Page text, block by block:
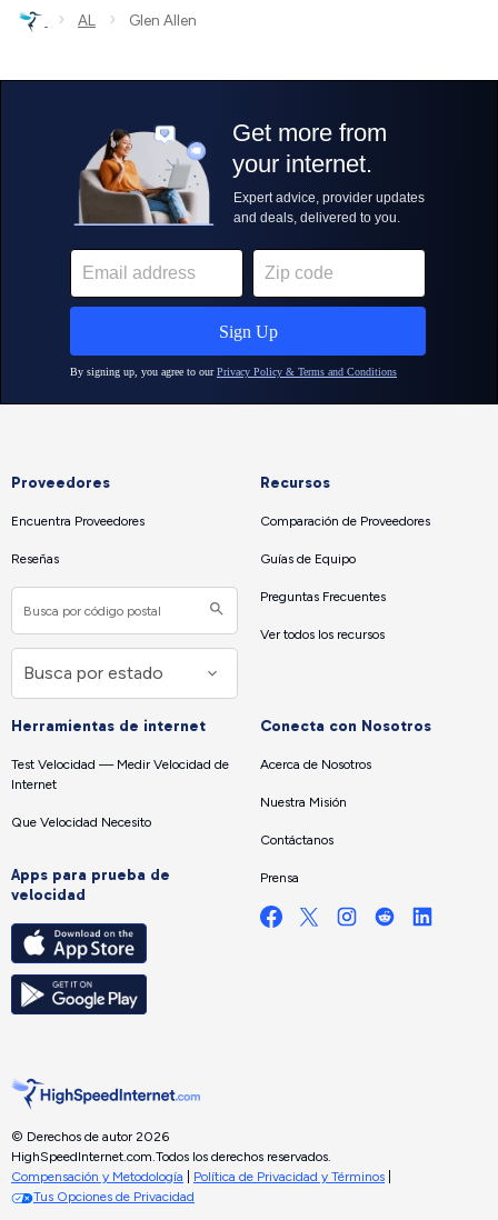
› AL › Glen Allen
Proveedores
Encuentra Proveedores
Reseñas
Recursos
Comparación de Proveedores
Guías de Equipo
Preguntas Frecuentes
Ver todos los recursos
Herramientas de internet
Test Velocidad — Medir Velocidad de
Internet
Que Velocidad Necesito
Apps para prueba de
velocidad
Conecta con Nosotros
Acerca de Nosotros
Nuestra Misión
Contáctanos
Prensa
© Derechos de autor 2026
HighSpeedInternet.com. Todos los derechos reservados.
Compensación y Metodología
Política de Privacidad y Términos
Tus Opciones de Privacidad